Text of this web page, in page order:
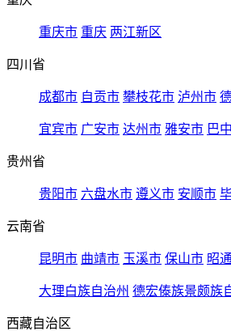
重庆市 重庆 两江新区
四川省
成都市 自贡市 攀枝花市 泸州市
宜宾市 广安市 达州市 雅安市 巴
贵州省
贵阳市 六盘水市 遵义市 安顺市
云南省
昆明市 曲靖市 玉溪市 保山市 昭
大理白族自治州 德宏傣族景颇族
西藏自治区